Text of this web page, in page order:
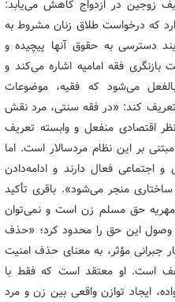
زوجین در ازدواج کاهش می‌یابد:
که درخواست طلاق زنان مشروط به
دسترسی به حقوق آنها پیچیده و
فقه امامیه اشاره می‌کند و
می‌شود که فقیه، موضوعات
کند: «در فقه سنتی، مرد نقش
اقتصادی منفعل و وابسته تعریف
بر این نظام مردسالار است. اما
اجتماعی فعال دارند و ادامه‌دادن
ساختاری منجر می‌شود». باقری تأکید
مهریه حق مسلم زن است و نمی‌توان
وصول این حق را محدود کرد؛ «حذف
جبرانی مؤثر، به معنای حذف امنیت
است. او معتقد است که فقط با
ایجاد توازن واقعی بین زن و مرد